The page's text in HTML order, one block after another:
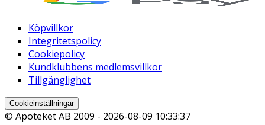
Köpvillkor
Integritetspolicy
Cookiepolicy
Kundklubbens medlemsvillkor
Tillgänglighet
Cookieinställningar
© Apoteket AB 2009 - 2026-08-09 10:33:37